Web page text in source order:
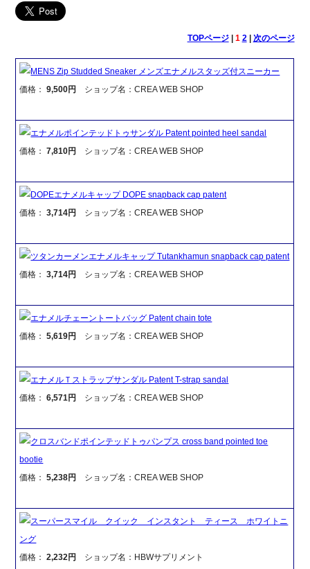
TOPページ| 1 2| 次のページ
MENS Zip Studded Sneaker メンズエナメルスタッズ付スニーカー
価格：9,500円 ショップ名：CREA WEB SHOP
エナメルポインテッドトゥサンダル Patent pointed heel sandal
価格：7,810円 ショップ名：CREA WEB SHOP
DOPEエナメルキャップ DOPE snapback cap patent
価格：3,714円 ショップ名：CREA WEB SHOP
ツタンカーメンエナメルキャップ Tutankhamun snapback cap patent
価格：3,714円 ショップ名：CREA WEB SHOP
エナメルチェーントートバッグ Patent chain tote
価格：5,619円 ショップ名：CREA WEB SHOP
エナメルＴストラップサンダル Patent T-strap sandal
価格：6,571円 ショップ名：CREA WEB SHOP
クロスバンドポインテッドトゥパンプス cross band pointed toe
bootie
価格：5,238円 ショップ名：CREA WEB SHOP
スーパースマイル クイック インスタント ティース ホワイトニ
ング
価格：2,232円
ショップ名：HBWサプリメント